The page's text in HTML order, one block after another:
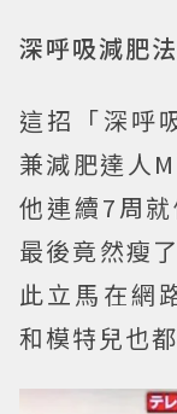
深呼吸減肥法
這招「深呼
兼減肥達人
他連續7周
最後竟然瘦
此立馬在網
和模特兒也